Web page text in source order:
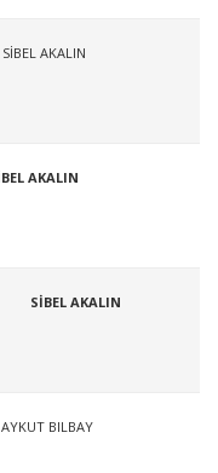
SİBEL AKALIN
AKALIN
SİBEL AKALIN
AYKUT BILBAY